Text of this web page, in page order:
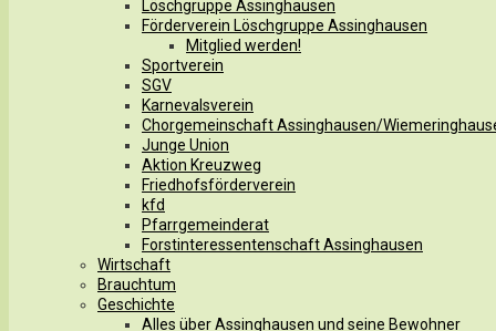
Löschgruppe Assinghausen
Förderverein Löschgruppe Assinghausen
Mitglied werden!
Sportverein
SGV
Karnevalsverein
Chorgemeinschaft Assinghausen/
Junge Union
Aktion Kreuzweg
Friedhofsförderverein
kfd
Pfarrgemeinderat
Forstinteressentenschaft Assinghausen
Wirtschaft
Brauchtum
Geschichte
Alles über Assinghausen und seine Bewohner